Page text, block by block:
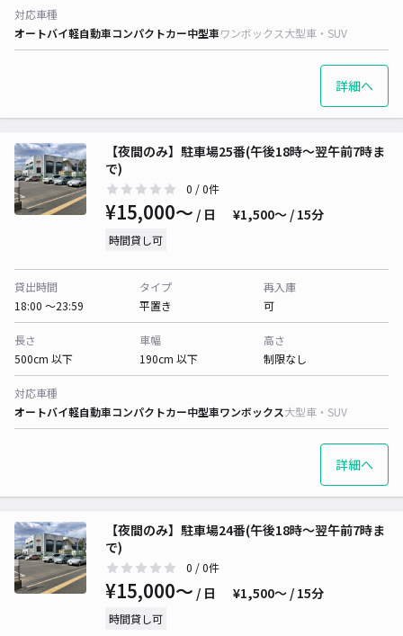
対応車種
オートバイ軽自動車コンパクトカー中型車ワンボックス大型車・SUV
詳細へ
【夜間のみ】駐車場25番(午後18時～翌午前7時ま
で)
0 / 0件
¥15,000〜 / 日 ¥1,500〜 / 15分
時間貸し可
貸出時間
18:00 〜23:59
タイプ
平置き
再入庫
可
長さ
500cm 以下
車幅
190cm 以下
高さ
制限なし
対応車種
オートバイ軽自動車コンパクトカー中型車ワンボックス大型車・SUV
詳細へ
【夜間のみ】駐車場24番(午後18時～翌午前7時ま
で)
0 / 0件
¥15,000〜 / 日 ¥1,500〜 / 15分
時間貸し可